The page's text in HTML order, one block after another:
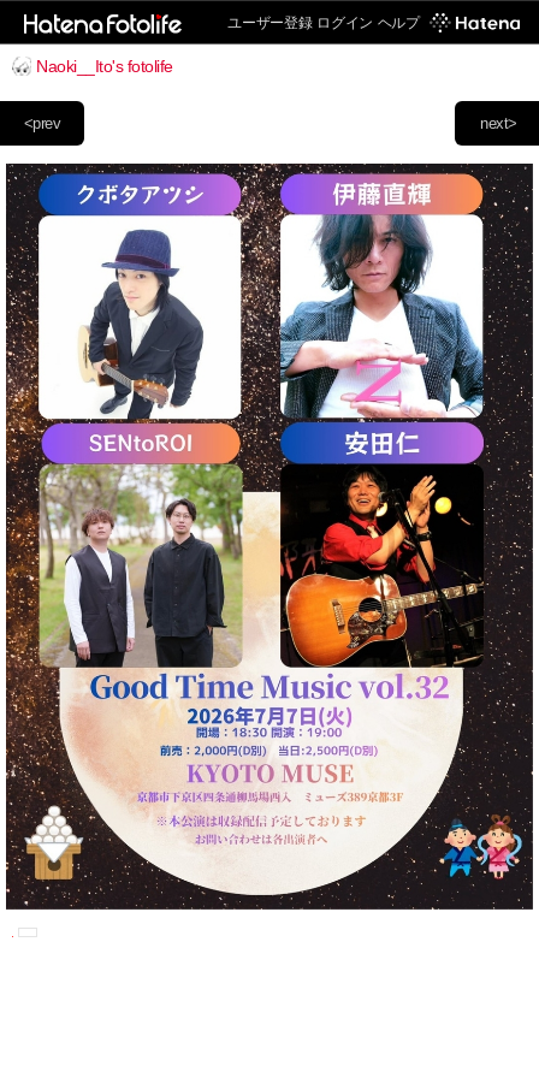
ユーザー登録 ログイン ヘルプ
Naoki__Ito's fotolife
next>
<prev